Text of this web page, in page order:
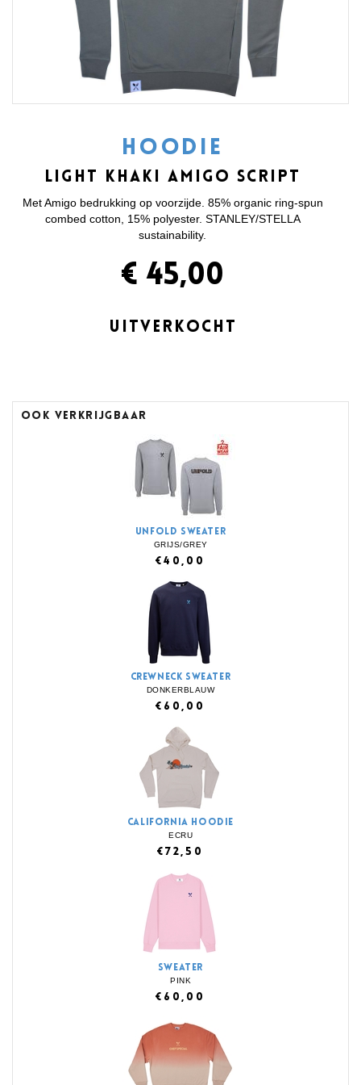
HOODIE
LIGHT KHAKI AMIGO SCRIPT
Met Amigo bedrukking op voorzijde. 85% organic ring-spun
combed cotton, 15% polyester. STANLEY/STELLA
sustainability.
€ 45,00
UITVERKOCHT
OOK VERKRIJGBAAR
UNFOLD SWEATER
GRIJS/GREY
€40,00
CREWNECK SWEATER
DONKERBLAUW
€60,00
CALIFORNIA HOODIE
ECRU
€72,50
SWEATER
PINK
€60,00